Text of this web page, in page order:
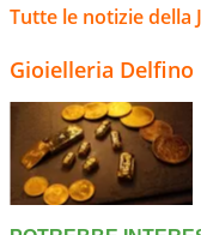
Tutte le notizie della
Gioielleria Delfino